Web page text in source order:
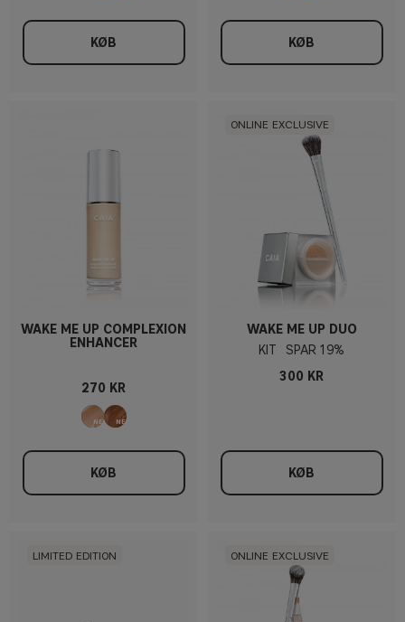
KØB KØB
WAKE ME UP COMPLEXION
ENHANCER
270 KR
KØB
ONLINE EXCLUSIVE
WAKE ME UP DUO
KIT
19%
300 KR
KØB
LIMITED EDITION ONLINE EXCLUSIVE